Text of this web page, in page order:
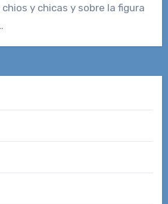
y chicas y sobre la figura